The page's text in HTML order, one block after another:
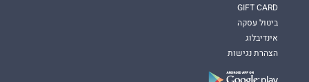
GIFT CARD
ביטול עסקה
אינדיבלוג
הצהרת נגישות